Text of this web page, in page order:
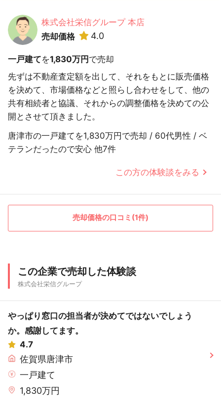
株式会社栄信グループ 本店
売却価格
4.0
一戸建てを1,830万円で売却
先ずは不動産査定額を出して、それをもとに販売価格
を決めて、市場価格などと照らし合わせをして、他の
共有相続者と協議、それからの調整価格を決めての公
開とさせて頂きました。
唐津市の一戸建てを1,830万円で売却 / 60代男性 / ベ
テランだったので安心 他7件
この方の体験談をみる
売却価格の口コミ(1件)
この企業で売却した体験談
株式会社栄信グループ
やっぱり窓口の担当者が決めてではないでしょう
か。感謝してます。
4.7
佐賀県唐津市
一戸建て
1,830万円